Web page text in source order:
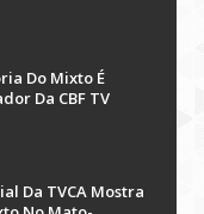
Do Mixto É
Da CBF TV
Da TVCA Mostra